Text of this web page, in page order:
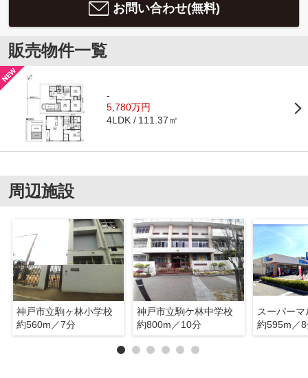
お問い合わせ(無料)
販売物件一覧
-
5,780万円
4LDK 111.37㎡
周辺施設
神戸市立駒ヶ林小学校
約560m／7分
神戸市立駒ケ林中学校
約800m／10分
約595m／